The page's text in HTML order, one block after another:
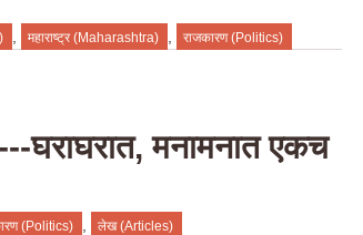
महाराष्ट्र (Maharashtra) राजकारण (Politics)
घराघरात, मनामनात एकच
(Politics) लेख (Articles)